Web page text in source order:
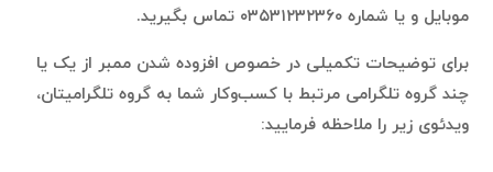
موبایل و یا شماره ۰۳۵۳۱۲۳۲۳۶۰ تماس بگیرید.
برای توضیحات تکمیلی در خصوص افزوده شدن ممبر از یک یا
چند گروه تلگرامی مرتبط با کسب‌وکار شما به گروه تلگرامیتان،
ویدئوی زیر را ملاحظه فرمایید: